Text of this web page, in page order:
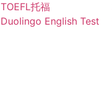
TOEFL托福
Duolingo English Test